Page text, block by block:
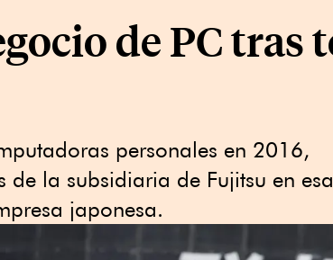
de PC tras
personales en 2016,
la subsidiaria de Fujitsu en esa
japonesa.